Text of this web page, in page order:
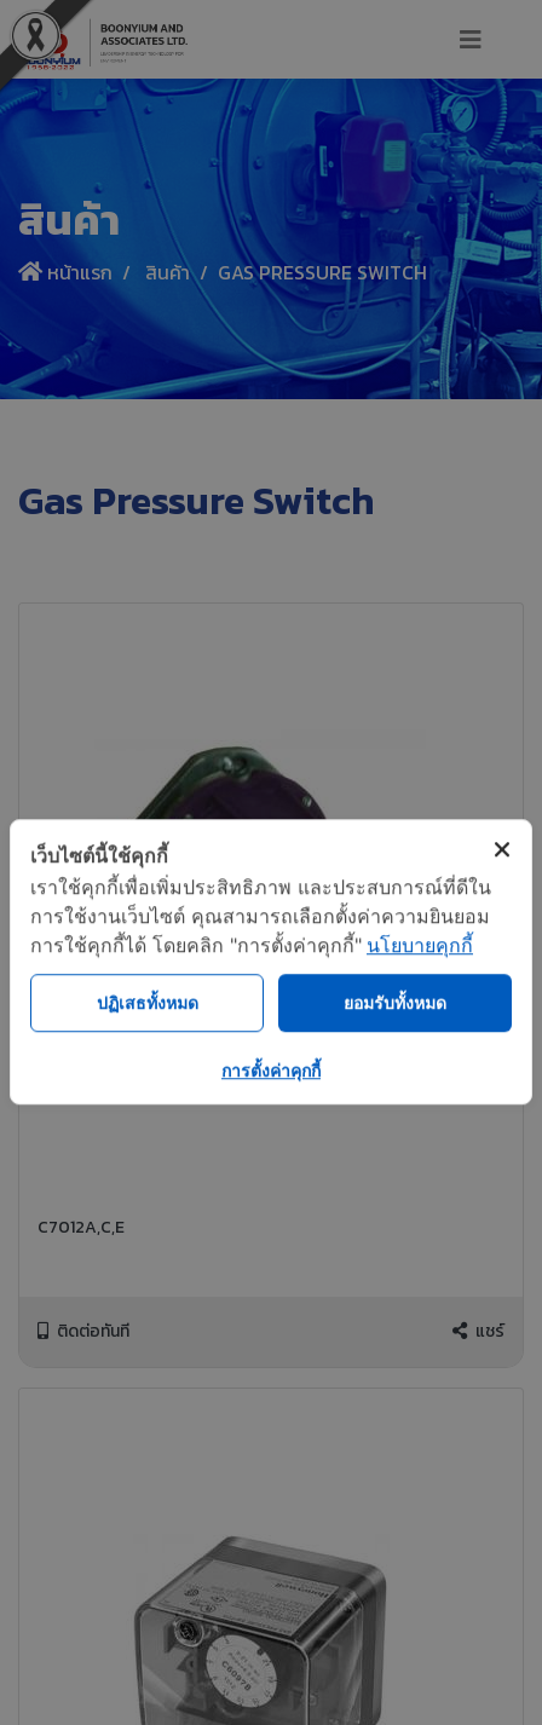
สินค้า
หน้าแรก สินค้า GAS PRESSURE SWITCH
Gas Pressure Switch
C7012A,C,E
ติดต่อทันที แชร์
เว็บไซต์นี้ใช้คุกกี้
เราใช้คุกกี้เพื่อเพิ่มประสิทธิภาพ และประสบการณ์ที่ดีใน
การใช้งานเว็บไซต์ คุณสามารถเลือกตั้งค่าความยินยอม
การใช้คุกกี้ได้ โดยคลิก "การตั้งค่าคุกกี้" นโยบายคุกกี้
ปฏิเสธทั้งหมด ยอมรับทั้งหมด
การตั้งค่าคุกกี้